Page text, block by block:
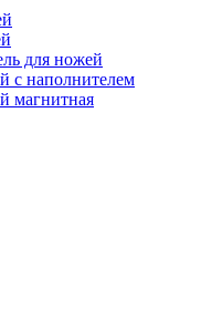
для ножей
с наполнителем
магнитная